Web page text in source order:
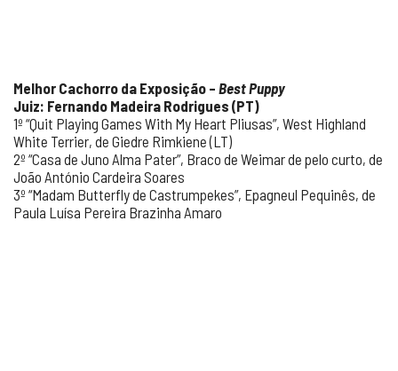
Melhor Cachorro da Exposição – Best Puppy
Juiz: Fernando Madeira Rodrigues (PT)
1º “Quit Playing Games With My Heart Pliusas”, West Highland
White Terrier, de Giedre Rimkiene (LT)
2º “Casa de Juno Alma Pater”, Braco de Weimar de pelo curto, de
João António Cardeira Soares
3º “Madam Butterfly de Castrumpekes”, Epagneul Pequinês, de
Paula Luísa Pereira Brazinha Amaro